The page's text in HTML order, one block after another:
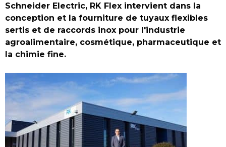
Schneider Electric, RK Flex intervient dans la
conception et la fourniture de tuyaux flexibles
sertis et de raccords inox pour l'industrie
agroalimentaire, cosmétique, pharmaceutique et
la chimie fine.